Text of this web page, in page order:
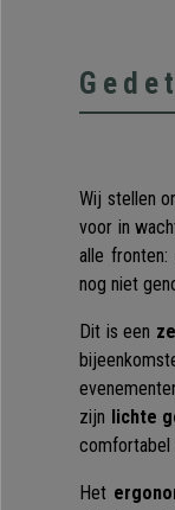
Wij stellen
voor in
alle fronten:
nog niet
Dit is een
zijn lichte
comfortabel
Het